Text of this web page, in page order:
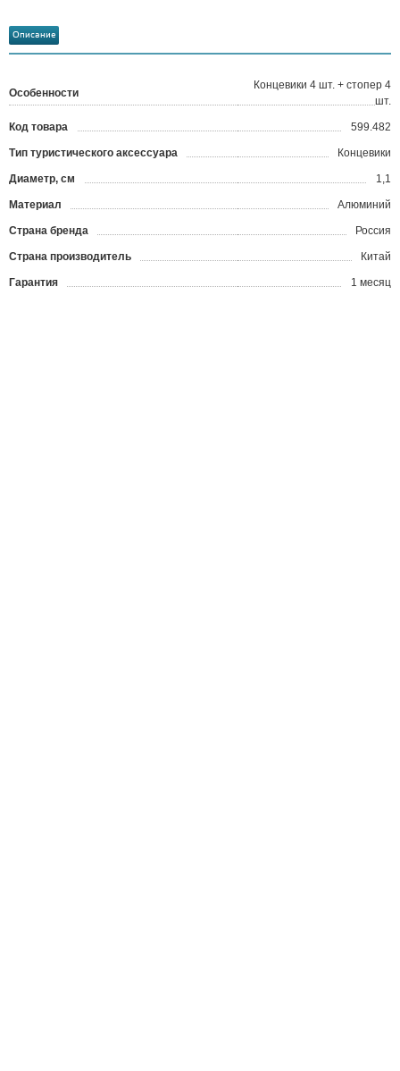
Описание
Особенности
Концевики 4 шт. + стопер 4
шт.
Код товара 599.482
Тип туристического аксессуара Концевики
Диаметр, см 1,1
Материал Алюминий
Страна бренда Россия
Страна производитель Китай
Гарантия 1 месяц